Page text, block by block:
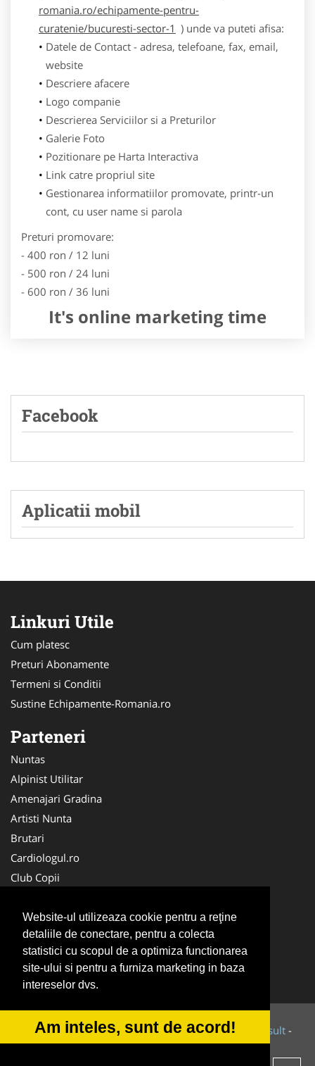
Website-ul utilizeaza cookie pentru a reţine
detaliile de conectare, pentru a colecta
statistici cu scopul de a optimiza functionarea
site-ului si pentru a furniza marketing in baza
intereselor dvs.
Am inteles, sunt de acord!
romania.ro/echipamente-pentru-
curatenie/bucuresti-sector-1 ) unde va puteti afisa:
Datele de Contact - adresa, telefoane, fax, email,
website
Descriere afacere
Logo companie
Descrierea Serviciilor si a Preturilor
Galerie Foto
Pozitionare pe Harta Interactiva
Link catre propriul site
Gestionarea informatiilor promovate, printr-un
cont, cu user name si parola
Preturi promovare:
- 400 ron / 12 luni
- 500 ron / 24 luni
- 600 ron / 36 luni
It's online marketing time
Facebook
Aplicatii mobil
Linkuri Utile
Cum platesc
Preturi Abonamente
Termeni si Conditii
Sustine Echipamente-Romania.ro
Parteneri
Nuntas
Alpinist Utilitar
Amenajari Gradina
Artisti Nunta
Brutari
Cardiologul.ro
Club Copii
Ambalaje Romania
Cabinet-Individual.ro
CentruInchirieri.ro
Cursuri Romania
© 2014-2026 Powered byVilonMedia&Tokaido Consult -
ANPC SOL